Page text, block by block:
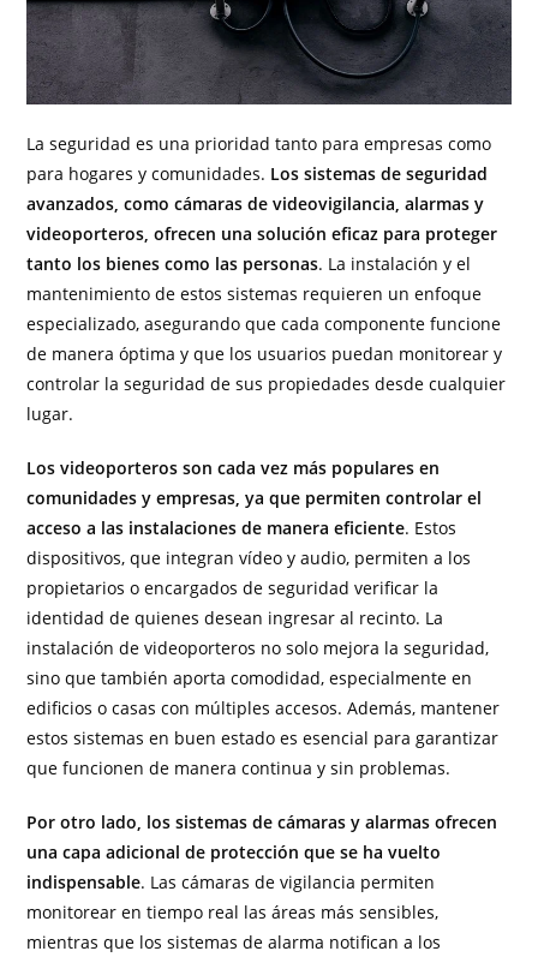
La seguridad es una prioridad tanto para empresas como
para hogares y comunidades. Los sistemas de seguridad
avanzados, como cámaras de videovigilancia, alarmas y
videoporteros, ofrecen una solución eficaz para proteger
tanto los bienes como las personas. La instalación y el
mantenimiento de estos sistemas requieren un enfoque
especializado, asegurando que cada componente funcione
de manera óptima y que los usuarios puedan monitorear y
controlar la seguridad de sus propiedades desde cualquier
lugar.
Los videoporteros son cada vez más populares en
comunidades y empresas, ya que permiten controlar el
acceso a las instalaciones de manera eficiente. Estos
dispositivos, que integran vídeo y audio, permiten a los
propietarios o encargados de seguridad verificar la
identidad de quienes desean ingresar al recinto. La
instalación de videoporteros no solo mejora la seguridad,
sino que también aporta comodidad, especialmente en
edificios o casas con múltiples accesos. Además, mantener
estos sistemas en buen estado es esencial para garantizar
que funcionen de manera continua y sin problemas.
Por otro lado, los sistemas de cámaras y alarmas ofrecen
una capa adicional de protección que se ha vuelto
indispensable. Las cámaras de vigilancia permiten
monitorear en tiempo real las áreas más sensibles,
mientras que los sistemas de alarma notifican a los